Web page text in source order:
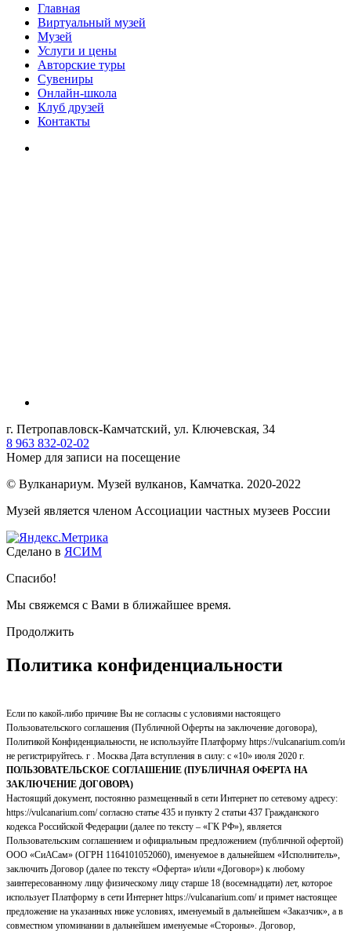
Главная
Виртуальный музей
Музей
Услуги и цены
Авторские туры
Сувениры
Онлайн-школа
Клуб друзей
Контакты
г. Петропавловск-Камчатский, ул. Ключевская, 34
8 963 832-02-02
Номер для записи на посещение
© Вулканариум. Музей вулканов, Камчатка. 2020-2022
Музей является членом Ассоциации частных музеев России
Сделано в ЯСИМ
Спасибо!
Мы свяжемся с Вами в ближайшее время.
Продолжить
Политика конфиденциальности
Если по какой-либо причине Вы не согласны с условиями настоящего
Пользовательского соглашения (Публичной Оферты на заключение договора),
Политикой Конфиденциальности, не используйте Платформу https://vulcanarium.com/и
не регистрируйтесь. г . Москва Дата вступления в силу: с «10» июля 2020 г.
ПОЛЬЗОВАТЕЛЬСКОЕ СОГЛАШЕНИЕ (ПУБЛИЧНАЯ ОФЕРТА НА
ЗАКЛЮЧЕНИЕ ДОГОВОРА)
Настоящий документ, постоянно размещенный в сети Интернет по сетевому адресу:
https://vulcanarium.com/ согласно статье 435 и пункту 2 статьи 437 Гражданского
кодекса Российской Федерации (далее по тексту – «ГК РФ»), является
Пользовательским соглашением и официальным предложением (публичной офертой)
ООО «СиАСам» (ОГРН 1164101052060), именуемое в дальнейшем «Исполнитель»,
заключить Договор (далее по тексту «Оферта» и/или «Договор») к любому
заинтересованному лицу физическому лицу старше 18 (восемнадцати) лет, которое
использует Платформу в сети Интернет https://vulcanarium.com/ и примет настоящее
предложение на указанных ниже условиях, именуемый в дальнейшем «Заказчик», а в
совместном упоминании в дальнейшем именуемые «Стороны». Договор,